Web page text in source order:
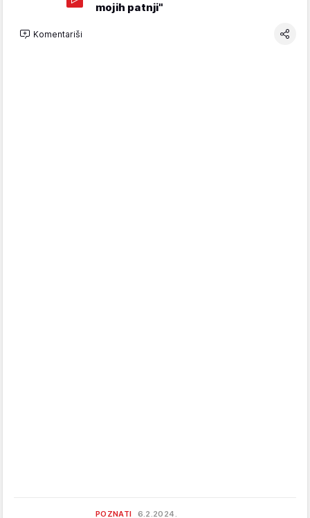
mojih patnji"
Komentariši
POZNATI 6.2.2024.